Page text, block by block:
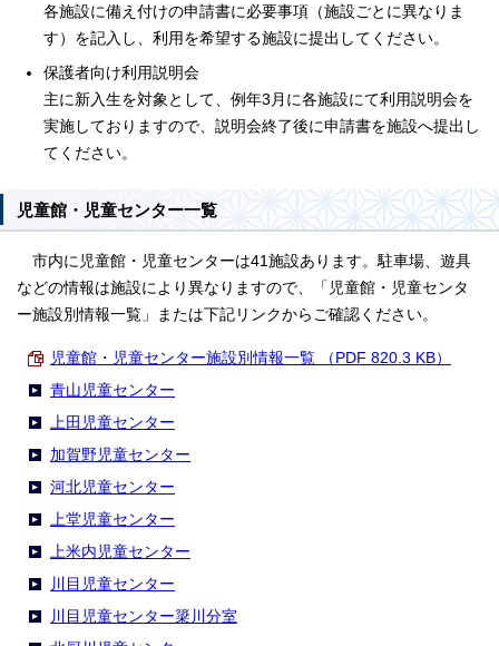
各施設に備え付けの申請書に必要事項（施設ごとに異なりま
す）を記入し、利用を希望する施設に提出してください。
保護者向け利用説明会
主に新入生を対象として、例年3月に各施設にて利用説明会を
実施しておりますので、説明会終了後に申請書を施設へ提出し
てください。
児童館・児童センター一覧
市内に児童館・児童センターは41施設あります。駐車場、遊具
などの情報は施設により異なりますので、「児童館・児童センタ
ー施設別情報一覧」または下記リンクからご確認ください。
児童館・児童センター施設別情報一覧 （PDF 820.3 KB）
青山児童センター
上田児童センター
加賀野児童センター
河北児童センター
上堂児童センター
上米内児童センター
川目児童センター
川目児童センター簗川分室